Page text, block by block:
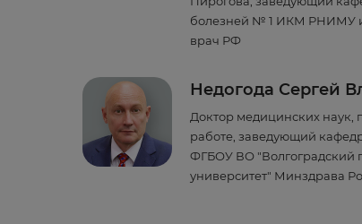
болезней № 1 ИКМ РНИМУ
врач РФ
Недогода Сергей
Доктор медицинских наук,
работе, заведующий
ФГБОУ ВО "Волгоградский
университет" Минздрава